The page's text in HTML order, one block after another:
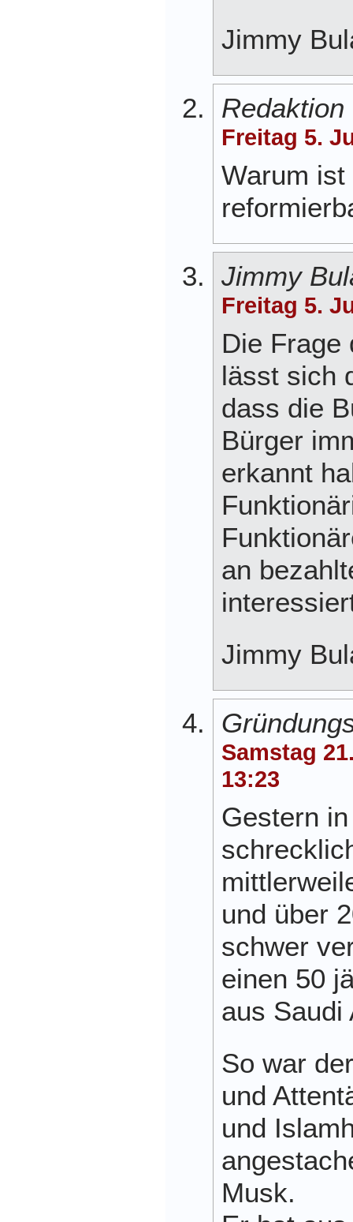
Jimmy
Redaktion
Freitag 5.
Warum ist
Jimmy
Freitag 5.
Die Frage
lässt sich
dass die
Bürger
erkannt
an
Jimmy
Samstag
13:23
Gestern
und über
schwer
einen 50
aus Saudi
So war
und
und
Musk.